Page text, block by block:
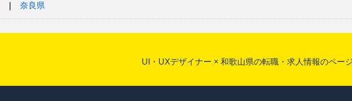
奈良県
UI・UXデザイナー × 和歌山県の転職・求人情報のペー